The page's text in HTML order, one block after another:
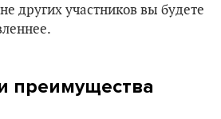
других участников вы будете
преимущества